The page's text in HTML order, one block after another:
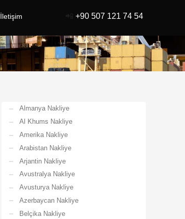
İletişim +90 507 121 74 54
Almanya Nakliye
Al Khums Nakliye
Amerika Nakliye
Arabistan Nakliye
Arjantin Nakliye
Avustralya Nakliye
Avusturya Nakliye
Azerbaycan Nakliye
Belçika Nakliye